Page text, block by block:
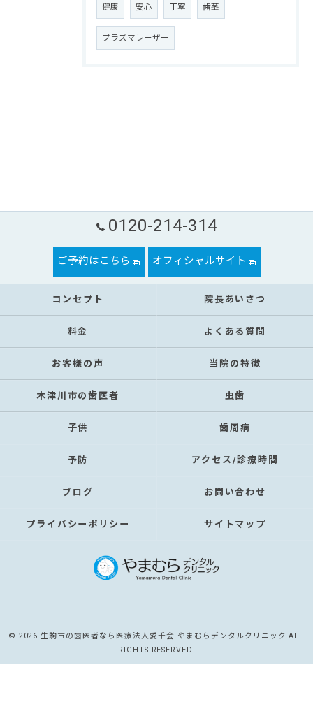
健康 安心 丁寧 歯茎
プラズマレーザー
0120-214-314
ご予約はこちら オフィシャルサイト
コンセプト 院長あいさつ
料金 よくある質問
お客様の声 当院の特徴
木津川市の歯医者 虫歯
子供 歯周病
予防 アクセス/診療時間
ブログ お問い合わせ
プライバシーポリシー サイトマップ
© 2026 生駒市の歯医者なら医療法人愛千会 やまむらデンタルクリニック ALL
RIGHTS RESERVED.